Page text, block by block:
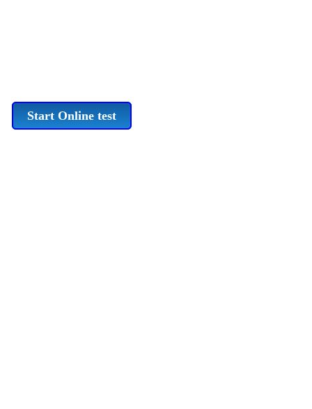
Start Online test